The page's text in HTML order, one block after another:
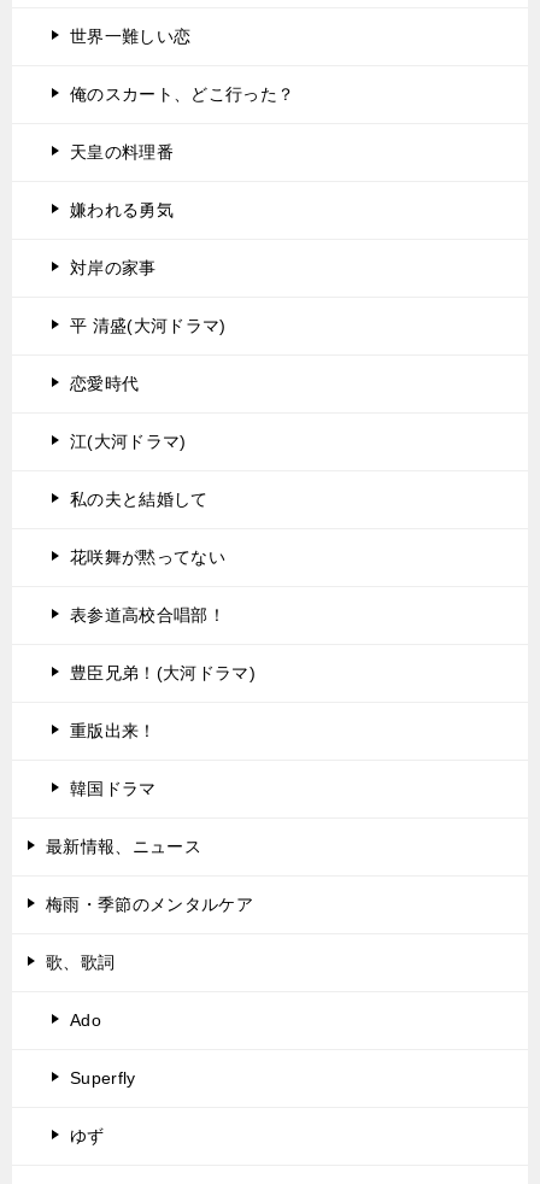
世界一難しい恋
俺のスカート、どこ行った？
天皇の料理番
嫌われる勇気
対岸の家事
平 清盛(大河ドラマ)
恋愛時代
江(大河ドラマ)
私の夫と結婚して
花咲舞が黙ってない
表参道高校合唱部！
豊臣兄弟！(大河ドラマ)
重版出来！
韓国ドラマ
最新情報、ニュース
梅雨・季節のメンタルケア
歌、歌詞
Ado
Superfly
ゆず